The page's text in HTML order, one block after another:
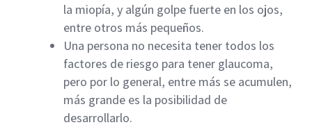
la miopía, y algún golpe fuerte en los ojos,
entre otros más pequeños.
Una persona no necesita tener todos los
factores de riesgo para tener glaucoma,
pero por lo general, entre más se acumulen,
más grande es la posibilidad de
desarrollarlo.